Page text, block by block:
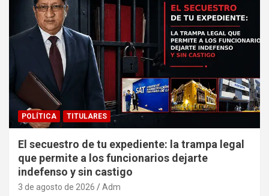
POLÍTICA TITULARES
El secuestro de tu expediente: la trampa legal
que permite a los funcionarios dejarte
indefenso y sin castigo
3 de agosto de 2026 Adm